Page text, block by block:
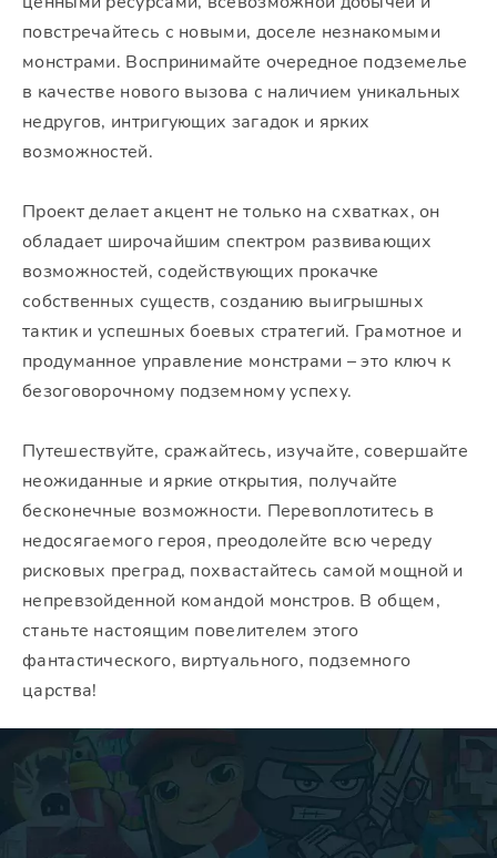
повстречайтесь с новыми, доселе незнакомыми
монстрами. Воспринимайте очередное подземелье
в качестве нового вызова с наличием уникальных
недругов, интригующих загадок и ярких
возможностей.
Проект делает акцент не только на схватках, он
обладает широчайшим спектром развивающих
возможностей, содействующих прокачке
собственных существ, созданию выигрышных
тактик и успешных боевых стратегий. Грамотное и
продуманное управление монстрами – это ключ к
безоговорочному подземному успеху.
Путешествуйте, сражайтесь, изучайте, совершайте
неожиданные и яркие открытия, получайте
бесконечные возможности. Перевоплотитесь в
недосягаемого героя, преодолейте всю череду
рисковых преград, похвастайтесь самой мощной и
непревзойденной командой монстров. В общем,
станьте настоящим повелителем этого
фантастического, виртуального, подземного
царства!